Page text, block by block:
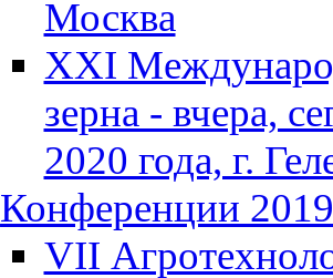
Москва
XXI
зерна - вчера,
2020 года, г.
Конференции 2019
VII